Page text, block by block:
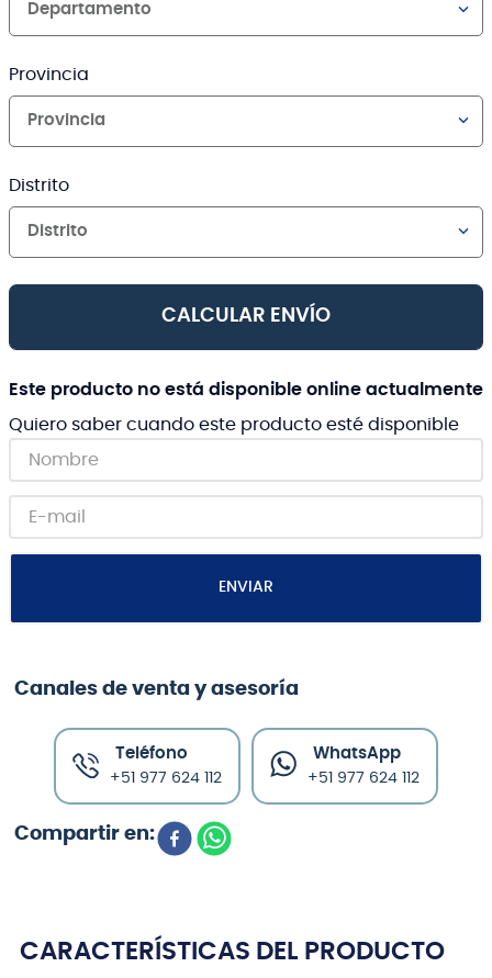
Departamento
Provincia
Provincia
Distrito
Distrito
CALCULAR ENVÍO
Este producto no está disponible online actualmente
Quiero saber cuando este producto esté disponible
ENVIAR
Canales de venta y asesoría
Teléfono
+51 977 624 112
WhatsApp
+51 977 624 112
CARACTERÍSTICAS DEL PRODUCTO